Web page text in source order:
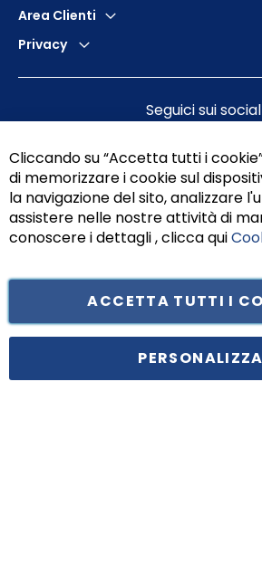
Area Clienti
Privacy
Seguici sui social
Principe di Piemonte 199, cap. 80026 Casoria
Cliccando su “Accetta tutti i
di memorizzare i cookie sul
la navigazione del sito, analizzare
assistere nelle nostre attività di
conoscere i dettagli , clicca qui
ACCETTA TUTTI I
PERSONALIZZA